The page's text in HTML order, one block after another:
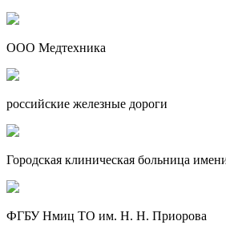
ООО Медтехника
российские железные дороги
Городская клиническая больница
ФГБУ Нмиц ТО им. Н. Н. Приорова